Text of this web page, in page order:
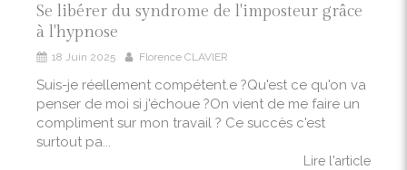
Se libérer du syndrome de l'imposteur grâce
à l'hypnose
18 Juin 2025 Florence CLAVIER
Suis-je réellement compétent.e ?Qu'est ce qu'on va
penser de moi si j'échoue ?On vient de me faire un
compliment sur mon travail ? Ce succès c'est
surtout pa...
Lire l'article